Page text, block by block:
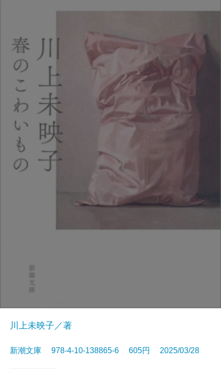
川上未映子／著
新潮文庫 978-4-10-138865-6 605円 2025/03/28